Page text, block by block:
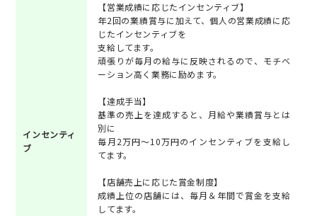
インセンティ
ブ
【営業成績に応じたインセンティブ】
年2回の業績賞与に加えて、個人の営業成績に応
じたインセンティブを
支給してます。
頑張りが毎月の給与に反映されるので、モチベ
ーション高く業務に励めます。
【達成手当】
基準の売上を達成すると、月給や業績賞与とは
別に
毎月2万円～10万円のインセンティブを支給し
てます。
【店舗売上に応じた賞金制度】
成績上位の店舗には、毎月＆年間で賞金を支給
してます。